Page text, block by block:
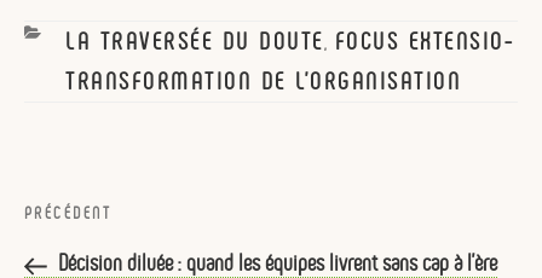
CATEGORIES
LA TRAVERSÉE DU DOUTE, FOCUS EXTENSIO-
TRANSFORMATION DE L'ORGANISATION
de
l’article
Article
précédent
PRÉCÉDENT
Décision diluée : quand les équipes livrent sans cap à l’ère